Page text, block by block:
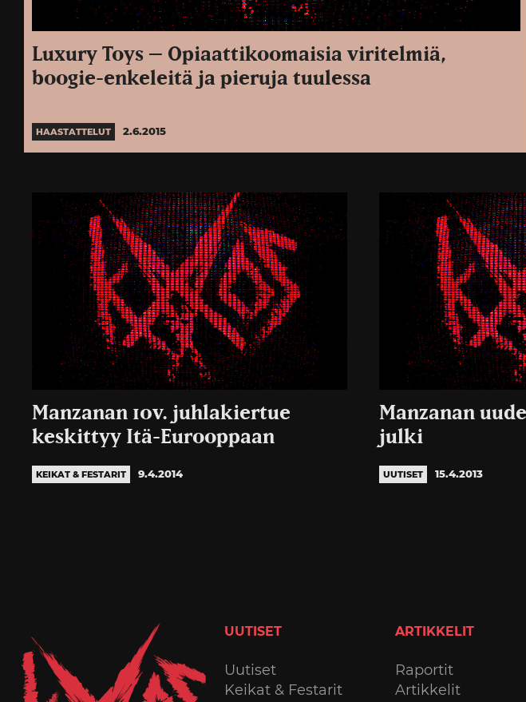
Luxury Toys – Opiaattikoomaisia viritelmiä,
boogie-enkeleitä ja pieruja tuulessa
HAASTATTELUT 2.6.2015
Manzanan 10v. juhlakiertue
keskittyy Itä-Eurooppaan
KEIKAT & FESTARIT 9.4.2014
Manzanan
julki
UUTISET 15.4.2013
UUTISET
Uutiset
Keikat & Festarit
ARTIKKELIT
Raportit
Artikkelit